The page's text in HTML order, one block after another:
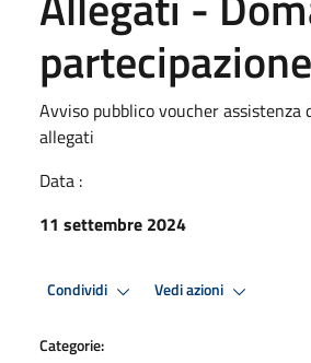
partecipazione
Avviso pubblico voucher assistenza
allegati
Data :
11 settembre 2024
Condividi Vedi azioni
Categorie: